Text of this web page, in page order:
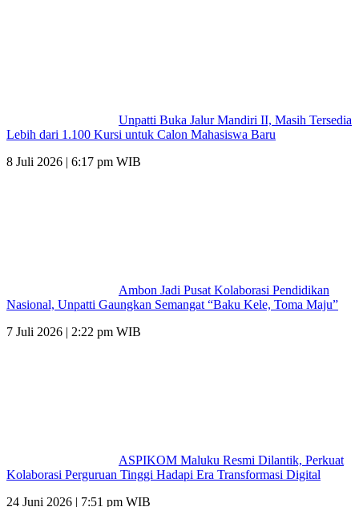
Unpatti Buka Jalur Mandiri II, Masih Tersedia
Lebih dari 1.100 Kursi untuk Calon Mahasiswa Baru
8 Juli 2026 | 6:17 pm WIB
Ambon Jadi Pusat Kolaborasi Pendidikan
Nasional, Unpatti Gaungkan Semangat “Baku Kele, Toma Maju”
7 Juli 2026 | 2:22 pm WIB
ASPIKOM Maluku Resmi Dilantik, Perkuat
Kolaborasi Perguruan Tinggi Hadapi Era Transformasi Digital
24 Juni 2026 | 7:51 pm WIB